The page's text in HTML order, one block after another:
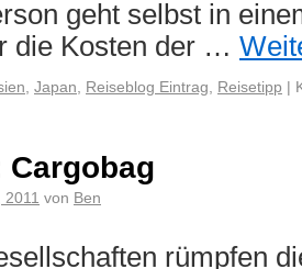
geht selbst in
die Kosten der …
Japan Reiseblog Eintrag Reisetipp |
von Ben
rümpfen